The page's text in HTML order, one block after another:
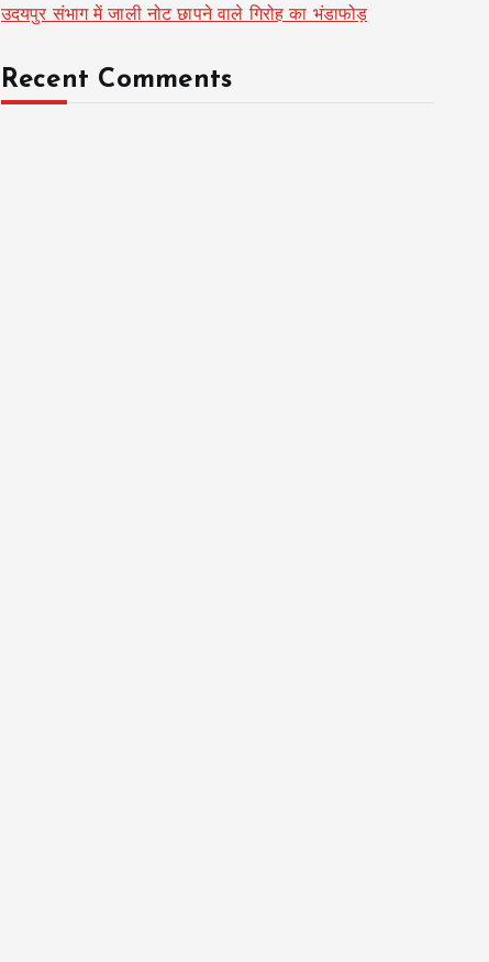
उदयपुर संभाग में जाली नोट छापने वाले गिरोह का भंडाफोड़
Recent Comments